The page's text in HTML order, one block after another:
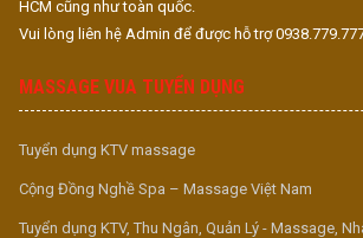
HCM cũng như toàn quốc.
Vui lòng liên hệ Admin để được hỗ trợ
MASSAGE VUA TUYỂN DỤNG
Tuyển dụng KTV massage
Cộng Đồng Nghề Spa – Massage Việt Nam
Tuyển dụng KTV, Thu Ngân, Quản Lý - Massage,